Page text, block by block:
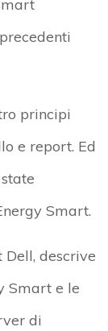
principi
e report. Ed
Smart.
descrive
Smart e le
di